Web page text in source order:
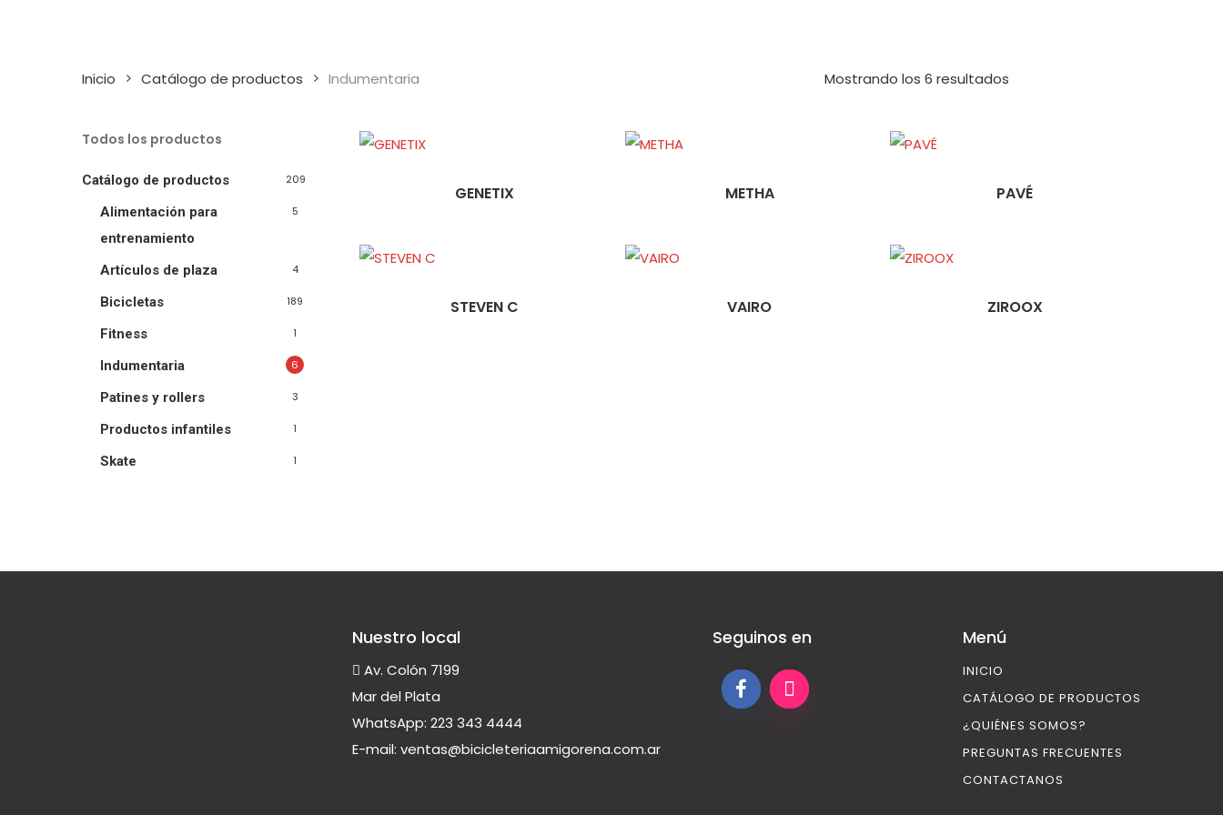
Mostrando los 6 resultados
Inicio Catálogo de productos Indumentaria
Todos los productos
Catálogo de productos 209
Alimentación para
entrenamiento
5
Artículos de plaza 4
Bicicletas 189
Fitness 1
Indumentaria 6
Patines y rollers 3
Productos infantiles 1
Skate 1
GENETIX METHA PAVÉ
STEVEN C VAIRO ZIROOX
Nuestro local
Av. Colón 7199
Mar del Plata
WhatsApp: 223 343 4444
E-mail:ventas@bicicleteriaamigorena.com.ar
Seguinos en Menú
INICIO
CATÁLOGO DE PRODUCTOS
¿QUIÉNES SOMOS?
PREGUNTAS FRECUENTES
CONTACTANOS